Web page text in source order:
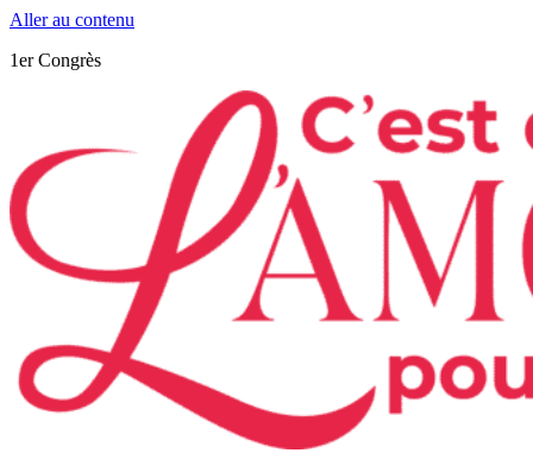
Aller au contenu
1er Congrès